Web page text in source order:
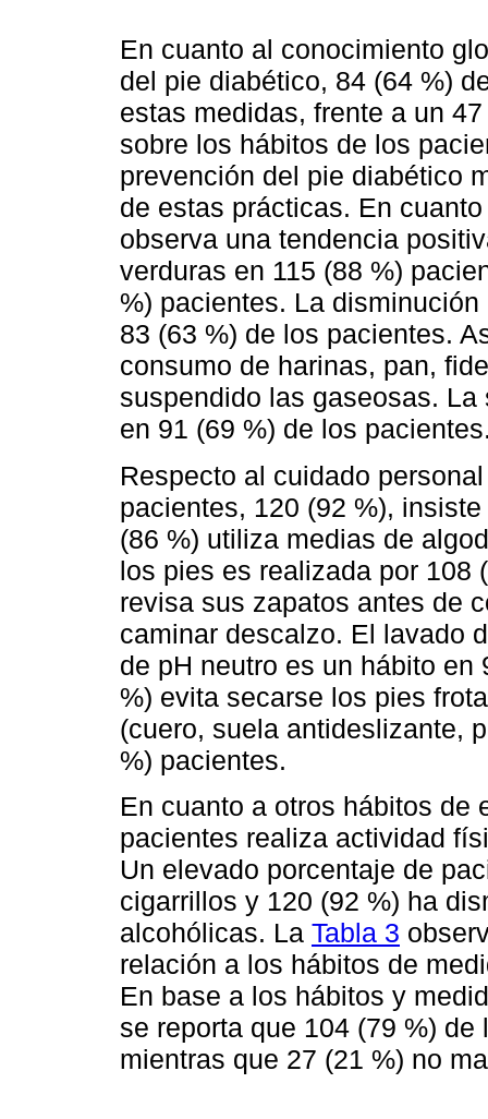
En cuanto al conocimiento
del pie diabético, 84 (64 %)
estas medidas, frente a un
sobre los hábitos de los
prevención del pie diabético
de estas prácticas. En
observa una tendencia
verduras en 115 (88 %)
%) pacientes. La
83 (63 %) de los pacientes.
consumo de harinas, pan,
suspendido las gaseosas.
en 91 (69 %) de los
Respecto al cuidado
pacientes, 120 (92 %),
(86 %) utiliza medias de
los pies es realizada por 108
revisa sus zapatos antes de
caminar descalzo. El lavado
de pH neutro es un hábito
%) evita secarse los pies
(cuero, suela antideslizante,
%) pacientes.
En cuanto a otros hábitos de
pacientes realiza actividad
Un elevado porcentaje de
cigarrillos y 120 (92 %) ha
alcohólicas. La Tabla 3
relación a los hábitos de
En base a los hábitos y
se reporta que 104 (79 %)
mientras que 27 (21 %) no